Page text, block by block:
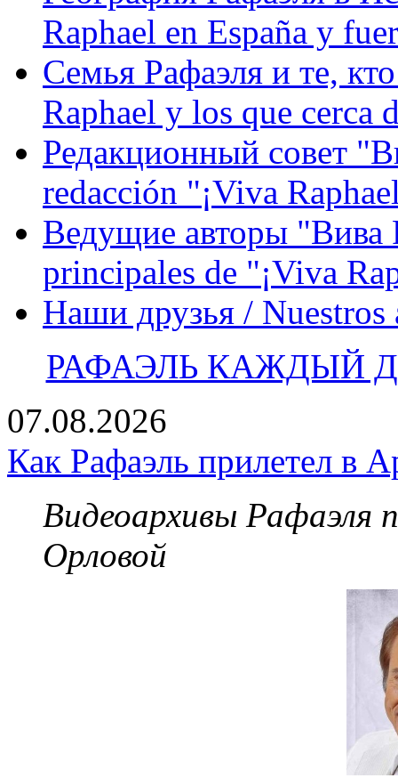
Raphael en España y
Семья Рафаэля и те,
Raphael y los que cerca
Редакционный совет
redacción "¡Viva
Ведущие авторы "Вива
principales de "¡Viva
Наши друзья / Nuestros
РАФАЭЛЬ КАЖДЫЙ
07.08.2026
Как Рафаэль прилетел в
Видеоархивы Рафаэля
Орловой